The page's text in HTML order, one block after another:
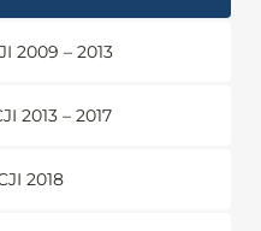
2009 – 2013
2013 – 2017
2018